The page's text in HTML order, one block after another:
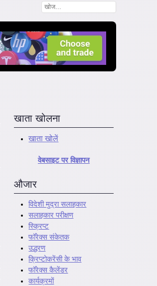
खाता खोलना
खाता खोलें
वेबसाइट पर विज्ञापन
औजार
विदेशी मुद्रा सलाहकार
सलाहकार परीक्षण
स्क्रिप्ट
फॉरेक्स संकेतक
उद्धरण
क्रिप्टोकरेंसी के भाव
फॉरेक्स कैलेंडर
कार्यक्रमों